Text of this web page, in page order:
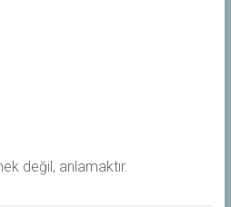
değil, anlamaktır.